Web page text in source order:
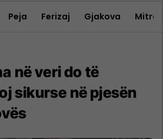
Peja Ferizaj Gjakova
në veri do të
sikurse në pjesën